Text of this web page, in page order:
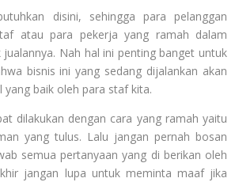
disini, sehingga para pelanggan
atau para pekerja yang ramah dalam
Nah hal ini penting banget untuk
bisnis ini yang sedang dijalankan akan
baik oleh para staf kita.
dilakukan dengan cara yang ramah yaitu
yang tulus. Lalu jangan pernah bosan
semua pertanyaan yang di berikan oleh
jangan lupa untuk meminta maaf jika